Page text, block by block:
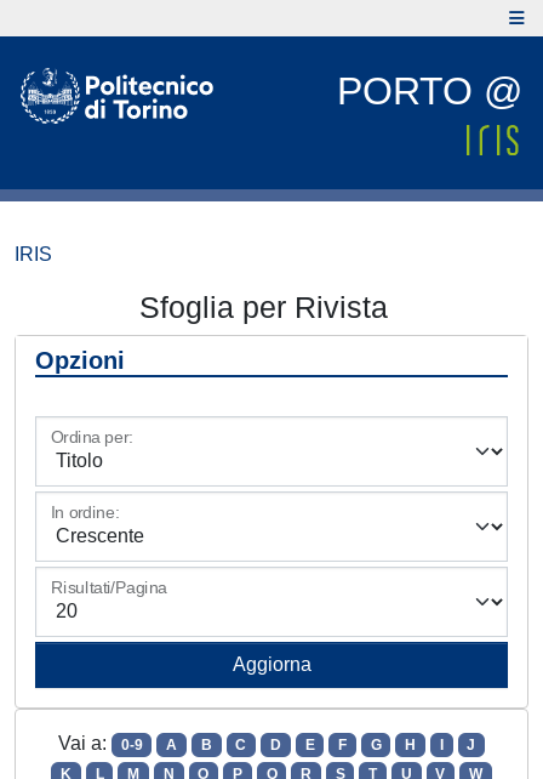
PORTO @
IRIS
Sfoglia per Rivista
Opzioni
Ordina per:
In ordine:
Risultati/Pagina
Vai a: 0-9 A B C D E F G H
J
K
L M N O P Q R S T U V
W